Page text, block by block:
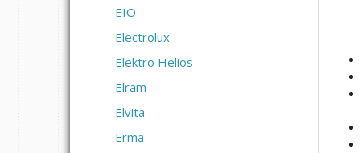
EIO
Electrolux
Elektro Helios
Elram
Elvita
Erma